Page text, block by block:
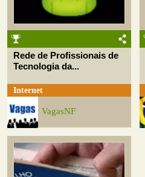
Rede de Profissionais de
Tecnologia da...
Internet
VagasNF